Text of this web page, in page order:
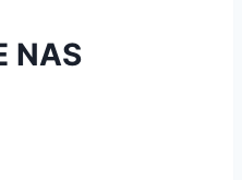
NAS